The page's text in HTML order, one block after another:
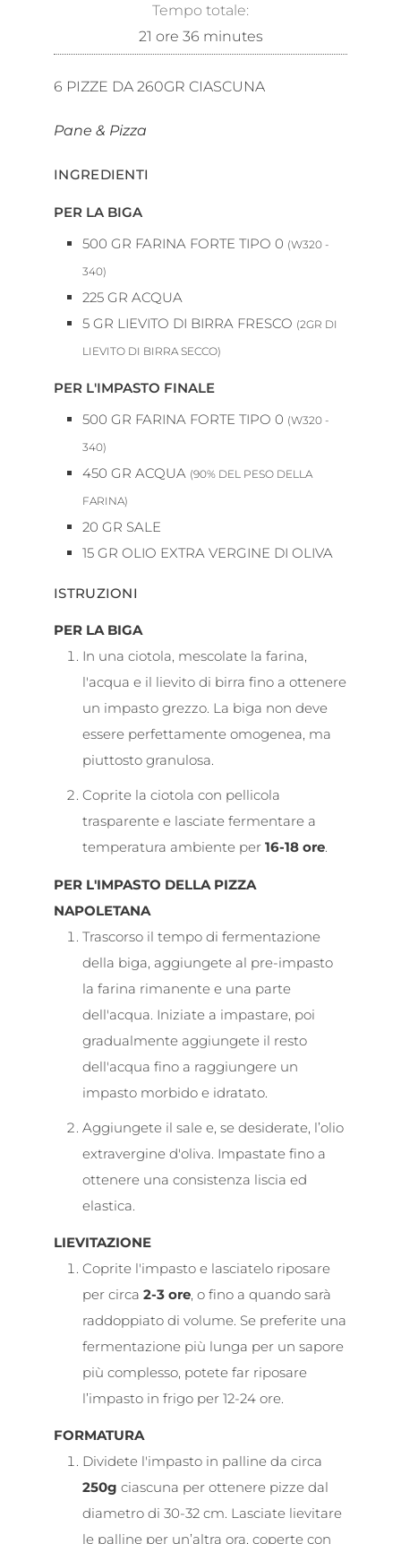
Tempo totale:
21 ore 36 minutes
6 PIZZE DA 260GR CIASCUNA
Pane & Pizza
INGREDIENTI
PER LA BIGA
500 GR FARINA FORTE TIPO 0 (W320 -
340)
225 GR ACQUA
5 GR LIEVITO DI BIRRA FRESCO (2GR DI
LIEVITO DI BIRRA SECCO)
PER L'IMPASTO FINALE
500 GR FARINA FORTE TIPO 0 (W320 -
340)
450 GR ACQUA (90% DEL PESO DELLA
FARINA)
20 GR SALE
15 GR OLIO EXTRA VERGINE DI OLIVA
ISTRUZIONI
PER LA BIGA
In una ciotola, mescolate la farina,
l'acqua e il lievito di birra fino a ottenere
un impasto grezzo. La biga non deve
essere perfettamente omogenea, ma
piuttosto granulosa.
Coprite la ciotola con pellicola
trasparente e lasciate fermentare a
temperatura ambiente per 16-18 ore.
PER L'IMPASTO DELLA PIZZA
NAPOLETANA
Trascorso il tempo di fermentazione
della biga, aggiungete al pre-impasto
la farina rimanente e una parte
dell'acqua. Iniziate a impastare, poi
gradualmente aggiungete il resto
dell'acqua fino a raggiungere un
impasto morbido e idratato.
Aggiungete il sale e, se desiderate, l’olio
extravergine d'oliva. Impastate fino a
ottenere una consistenza liscia ed
elastica.
LIEVITAZIONE
Coprite l'impasto e lasciatelo riposare
per circa 2-3 ore, o fino a quando sarà
raddoppiato di volume. Se preferite una
fermentazione più lunga per un sapore
più complesso, potete far riposare
l’impasto in frigo per 12-24 ore.
FORMATURA
Dividete l'impasto in palline da circa
250g ciascuna per ottenere pizze dal
diametro di 30-32 cm. Lasciate lievitare
le palline per un’altra ora, coperte con